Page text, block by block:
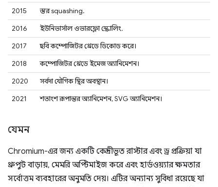
2015
স্তর squashing.
2016
ইউনিভার্সাল ওভারফ্লো স্ক্রোলিং.
2017
ছবি কম্পোজিটর থ্রেডে ডিকোড করে।
2018
কম্পোজিটর থ্রেডে ইমেজ অ্যানিমেশন।
2020
সর্বদা যৌগিক স্থির অবস্থান।
2021
শতাংশ রূপান্তর অ্যানিমেশন, SVG অ্যানিমেশন।
যেমন
Chromium-এর জন্য একটি কেন্দ্রীভূত রাস্টার এবং ড্র প্রক্রিয়া যা
থ্রুপুট বাড়ায়, মেমরি অপ্টিমাইজ করে এবং হার্ডওয়্যার ক্ষমতার
সর্বোত্তম ব্যবহারের অনুমতি দেয়। এটির অন্যান্য সুবিধা রয়েছে যা